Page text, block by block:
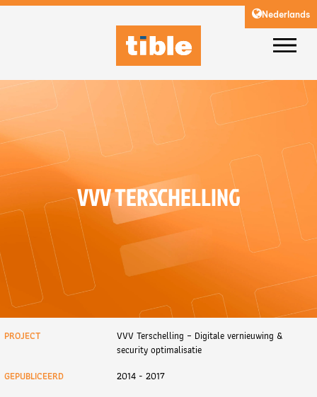
Nederlands
VVV TERSCHELLING
PROJECT
VVV Terschelling – Digitale vernieuwing &
security optimalisatie
GEPUBLICEERD
2014 - 2017